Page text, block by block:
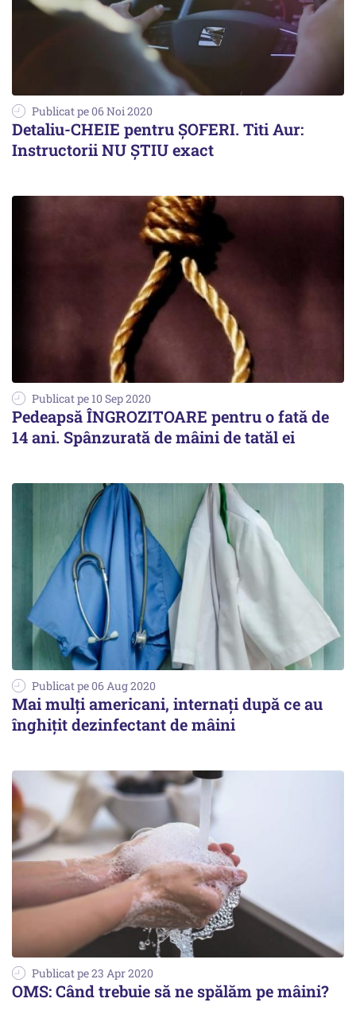
Publicat pe 06 Noi 2020
Detaliu-CHEIE pentru ȘOFERI. Titi Aur:
Instructorii NU ȘTIU exact
Publicat pe 10 Sep 2020
Pedeapsă ÎNGROZITOARE pentru o fată de
14 ani. Spânzurată de mâini de tatăl ei
Publicat pe 06 Aug 2020
Mai mulţi americani, internaţi după ce au
înghiţit dezinfectant de mâini
Publicat pe 23 Apr 2020
OMS: Când trebuie să ne spălăm pe mâini?